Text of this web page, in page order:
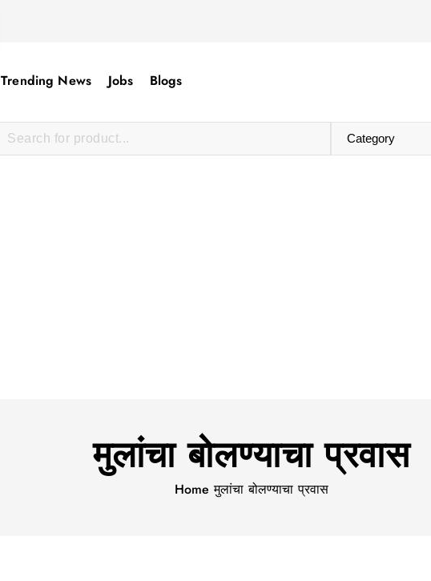
Trending News Jobs Blogs
मुलांचा बोलण्याचा प्रवास
Home मुलांचा बोलण्याचा प्रवास